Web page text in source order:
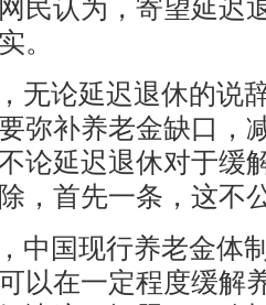
民认为，寄望延迟
。
无论延迟退休的说
弥补养老金缺口，
论延迟退休对于缓
，首先一条，这不
中国现行养老金体
以在一定程度缓解